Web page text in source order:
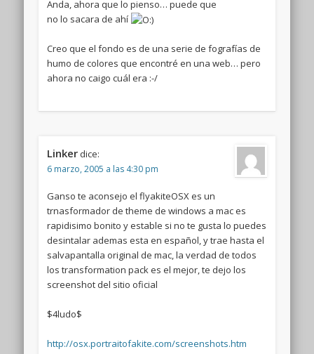
Anda, ahora que lo pienso… puede que
no lo sacara de ahí
Creo que el fondo es de una serie de fografías de
humo de colores que encontré en una web… pero
ahora no caigo cuál era :-/
Linker dice:
6 marzo, 2005 a las 4:30 pm
Ganso te aconsejo el flyakiteOSX es un
trnasformador de theme de windows a mac es
rapidisimo bonito y estable si no te gusta lo puedes
desintalar ademas esta en español, y trae hasta el
salvapantalla original de mac, la verdad de todos
los transformation pack es el mejor, te dejo los
screenshot del sitio oficial
$4ludo$
http://osx.portraitofakite.com/screenshots.htm